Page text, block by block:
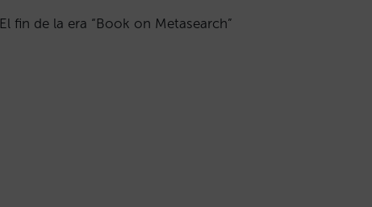
El fin de la era “Book on Metasearch”